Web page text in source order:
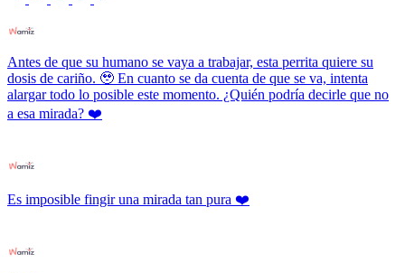
Antes de que su humano se vaya a trabajar, esta perrita quiere su
dosis de cariño. 🥹 En cuanto se da cuenta de que se va, intenta
alargar todo lo posible este momento. ¿Quién podría decirle que no
a esa mirada? ❤️
Es imposible fingir una mirada tan pura ❤️